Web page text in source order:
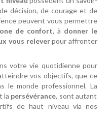
décision, de courage et de
peuvent vous permettre
de confort, à donner le
vous releverpour affronter
votre vie quotidienne pour
vos objectifs, que ce
le monde professionnel. La
la persévérance, sont autant
de haut niveau via nos